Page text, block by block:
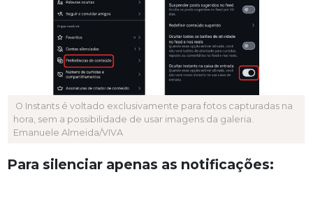
O Instants é voltado exclusivamente para fotos capturadas na
hora, sem a possibilidade de usar imagens da galeria.
Emanuele Almeida/VIVA
Para silenciar apenas as notificações: